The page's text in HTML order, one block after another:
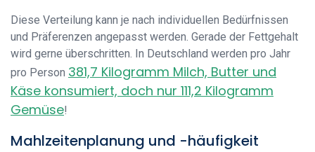
Diese Verteilung kann je nach individuellen Bedürfnissen
und Präferenzen angepasst werden. Gerade der Fettgehalt
wird gerne überschritten. In Deutschland werden pro Jahr
pro Person 381,7 Kilogramm Milch, Butter und
Käse konsumiert, doch nur 111,2 Kilogramm
Gemüse!
Mahlzeitenplanung und -häufigkeit